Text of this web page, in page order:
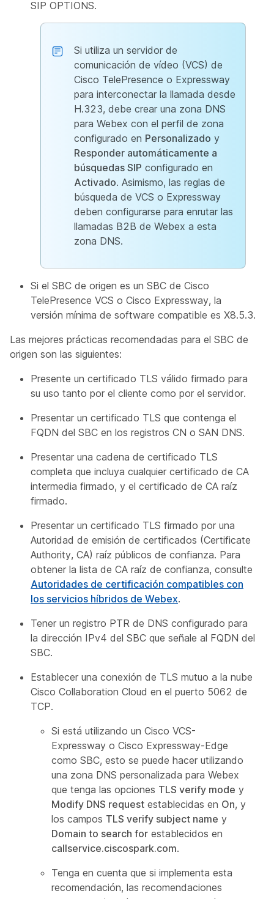
SIP OPTIONS.
Si utiliza un servidor de
comunicación de vídeo (VCS) de
Cisco TelePresence o Expressway
para interconectar la llamada desde
H.323, debe crear una zona DNS
para Webex con el perfil de zona
configurado en Personalizado y
Responder automáticamente a
búsquedas SIP configurado en
Activado. Asimismo, las reglas de
búsqueda de VCS o Expressway
deben configurarse para enrutar las
llamadas B2B de Webex a esta
zona DNS.
Si el SBC de origen es un SBC de Cisco
TelePresence VCS o Cisco Expressway, la
versión mínima de software compatible es X8.5.3.
Las mejores prácticas recomendadas para el SBC de
origen son las siguientes:
Presente un certificado TLS válido firmado para
su uso tanto por el cliente como por el servidor.
Presentar un certificado TLS que contenga el
FQDN del SBC en los registros CN o SAN DNS.
Presentar una cadena de certificado TLS
completa que incluya cualquier certificado de CA
intermedia firmado, y el certificado de CA raíz
firmado.
Presentar un certificado TLS firmado por una
Autoridad de emisión de certificados (Certificate
Authority, CA) raíz públicos de confianza. Para
obtener la lista de CA raíz de confianza, consulte
Autoridades de certificación compatibles con
los servicios híbridos de Webex.
Tener un registro PTR de DNS configurado para
la dirección IPv4 del SBC que señale al FQDN del
SBC.
Establecer una conexión de TLS mutuo a la nube
Cisco Collaboration Cloud en el puerto 5062 de
TCP.
Si está utilizando un Cisco VCS-
Expressway o Cisco Expressway-Edge
como SBC, esto se puede hacer utilizando
una zona DNS personalizada para Webex
que tenga las opciones TLS verify mode y
Modify DNS request establecidas en On, y
los campos TLS verify subject name y
Domain to search for establecidos en
callservice.ciscospark.com.
Tenga en cuenta que si implementa esta
recomendación, las recomendaciones